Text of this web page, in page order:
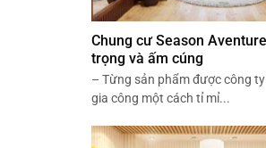
Chung cư Season
trọng và ấm cúng
– Từng sản phẩm được công
gia công một cách tỉ mỉ...